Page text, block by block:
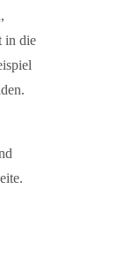
,
in die